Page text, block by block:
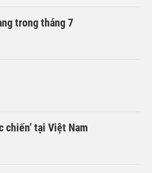
trong tháng 7
chiến’ tại Việt Nam